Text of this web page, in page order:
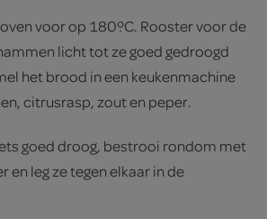
voor op 180ºC. Rooster voor de
licht tot ze goed gedroogd
het brood in een keukenmachine
citrusrasp, zout en peper.
goed droog, bestrooi rondom met
en leg ze tegen elkaar in de